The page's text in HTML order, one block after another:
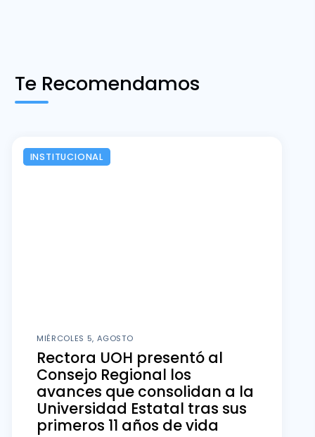
Te Recomendamos
INSTITUCIONAL
MIÉRCOLES 5, AGOSTO
Rectora UOH presentó al
Consejo Regional los
avances que consolidan a la
Universidad Estatal tras sus
primeros 11 años de vida